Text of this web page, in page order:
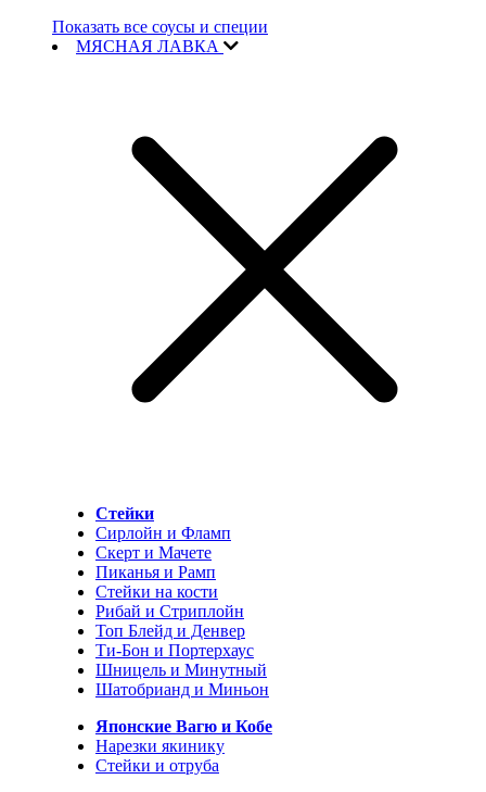
Показать все соусы и специи
МЯСНАЯ ЛАВКА
Стейки
Сирлойн и Фламп
Скерт и Мачете
Пиканья и Рамп
Стейки на кости
Рибай и Стриплойн
Топ Блейд и Денвер
Ти-Бон и Портерхаус
Шницель и Минутный
Шатобрианд и Миньон
Японские Вагю и Кобе
Нарезки якинику
Стейки и отруба